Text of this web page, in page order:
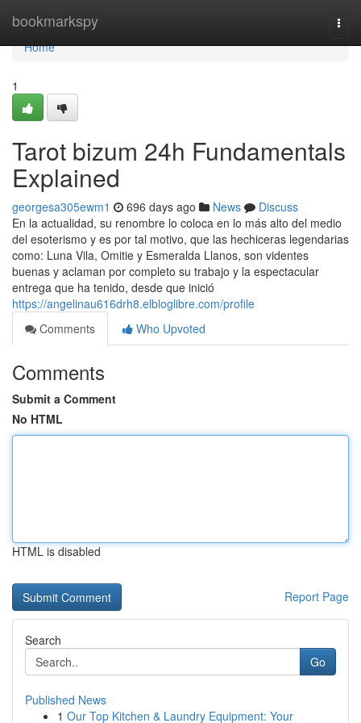
bookmarkspy
Home
Home
1
Tarot bizum 24h Fundamentals
Explained
georgesa305ewm1 696 days ago News
Discuss
En la actualidad, su renombre lo coloca en lo más alto del medio
del esoterismo y es por tal motivo, que las hechiceras legendarias
como: Luna Vila, Omitie y Esmeralda Llanos, son videntes
buenas y aclaman por completo su trabajo y la espectacular
entrega que ha tenido, desde que inició
https://angelinau616drh8.elbloglibre.com/profile
Comments
Who Upvoted
Comments
Submit a Comment
No HTML
HTML is disabled
Report Page
Search
Go
Published News
1 Our Top Kitchen & Laundry Equipment: Your